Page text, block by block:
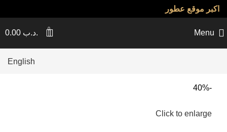
اكبر موقع عطور
Menu
0 .د.ب
English
-40%
Click to enlarge